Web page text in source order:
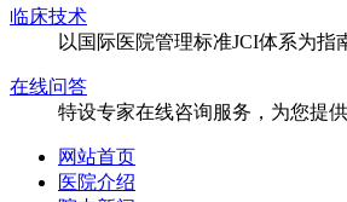
临床技术
以国际医院管理标准JCI体系为
在线问答
特设专家在线咨询服务，为您提
网站首页
医院介绍